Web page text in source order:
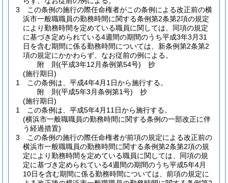
3
この条例の施行の際任命権者がこの条例による改正前の横
浜市一般職職員の勤務時間に関する条例第2条第2項の規定
により勤務時間を定めている職員に関しては、同項の規定
に基づき定められている4週間の期間のうち平成3年3月31
日を含む期間に係る勤務時間については、新条例第2条第2
項の規定にかかわらず、なお従前の例による。
附 則(平成3年12月条例第54号) 抄
(施行期日)
1
この条例は、平成4年4月1日から施行する。
附 則(平成5年3月条例第1号) 抄
(施行期日)
1
この条例は、平成5年4月11日から施行する。
(横浜市一般職職員の勤務時間に関する条例の一部改正に伴
う経過措置)
3
この条例の施行の際任命権者が前項の規定による改正前の
横浜市一般職職員の勤務時間に関する条例第2条第2項の規
定により勤務時間を定めている職員に関しては、同項の規
定に基づき定められている4週間の期間のうち平成5年4月
10日を含む期間に係る勤務時間については、前項の規定に